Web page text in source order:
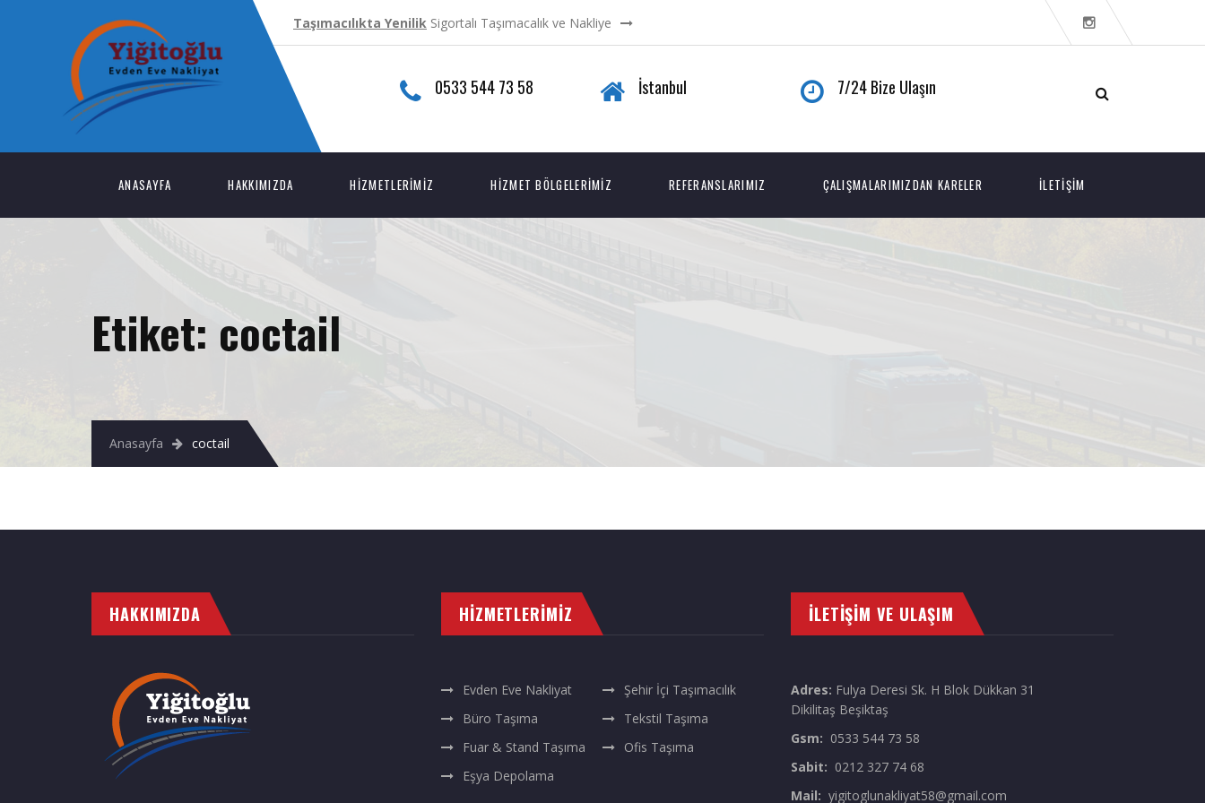
Taşımacılıkta Yenilik Sigortalı Taşımacalık ve Nakliye
0533 544 73 58 İstanbul 7/24 Bize Ulaşın
ANASAYFA HAKKIMIZDA HIZMETLERIMIZ HIZMET BÖLGELERIMIZ REFERANSLARIMIZ ÇALIŞMALARIMIZDAN KARELER İLETIŞIM
Etiket: coctail
Anasayfa coctail
HAKKIMIZDA HIZMETLERIMIZ
Evden Eve Nakliyat
Şehir İçi Taşımacılık
Büro Taşıma
Tekstil Taşıma
Fuar & Stand Taşıma
Ofis Taşıma
Eşya Depolama
İLETIŞIM VE ULAŞIM
Adres: Fulya Deresi Sk. H Blok Dükkan 31
Dikilitaş Beşiktaş
Gsm: 0533 544 73 58
Sabit: 0212 327 74 68
Mail: yigitoglunakliyat58@gmail.com